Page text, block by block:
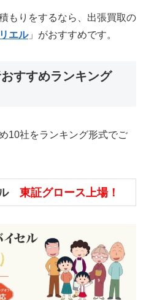
もりをするなら、出張買取の
エル」がおすすめです。
すすめランキング
10社をランキング形式でご
ル 東証グロース上場！